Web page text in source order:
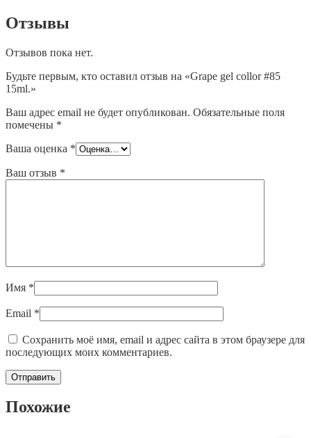
Отзывы
Отзывов пока нет.
Будьте первым, кто оставил отзыв на «Grape gel collor #85
15ml.»
Ваш адрес email не будет опубликован. Обязательные поля
помечены *
Ваша оценка *
Ваш отзыв *
Имя *
Email *
Сохранить моё имя, email и адрес сайта в этом браузере для
последующих моих комментариев.
Похожие